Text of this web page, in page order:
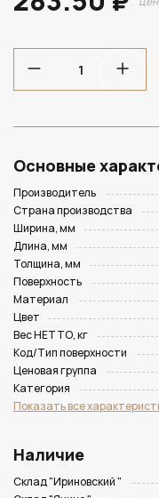
Основные
Производитель
Страна производства
Ширина, мм
Длина, мм
Толщина, мм
Поверхность
Материал
Цвет
Вес НЕТТО, кг
Код/Тип поверхности
Ценовая группа
Категория
Показать все
Наличие
Склад "Ириновский "